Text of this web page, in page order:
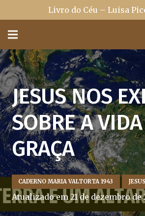
Livro do Céu – Luisa
JESUS NOS
SOBRE A
GRAÇA
CADERNO MARIA VALTORTA 1943
Atualizado em 21 de dezembro de